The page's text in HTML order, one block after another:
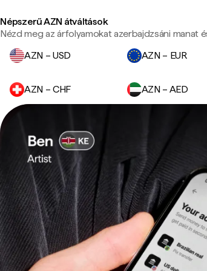
Népszerű AZN átváltások
Nézd meg az árfolyamokat azerbajdzsáni manat
AZN – USD
AZN – EUR
AZN – CHF AZN – AED